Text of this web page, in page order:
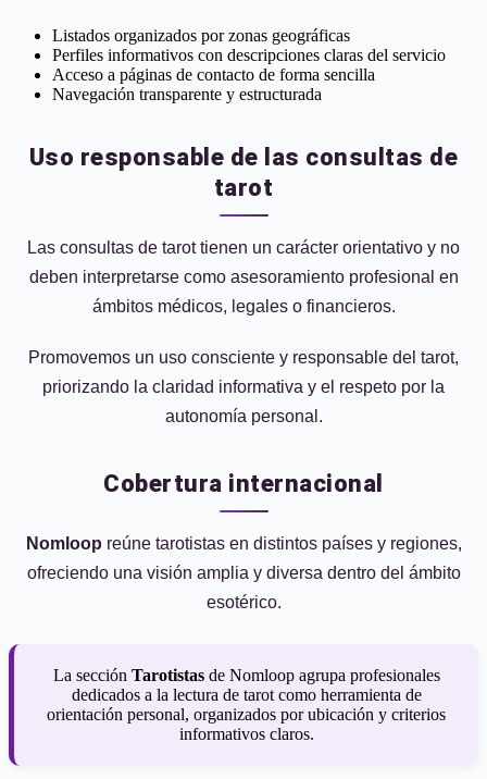
Listados organizados por zonas geográficas
Perfiles informativos con descripciones claras del servicio
Acceso a páginas de contacto de forma sencilla
Navegación transparente y estructurada
Uso responsable de las consultas de
tarot
Las consultas de tarot tienen un carácter orientativo y no
deben interpretarse como asesoramiento profesional en
ámbitos médicos, legales o financieros.
Promovemos un uso consciente y responsable del tarot,
priorizando la claridad informativa y el respeto por la
autonomía personal.
Cobertura internacional
Nomloop reúne tarotistas en distintos países y regiones,
ofreciendo una visión amplia y diversa dentro del ámbito
esotérico.
La sección Tarotistasde Nomloop agrupa profesionales
dedicados a la lectura de tarot como herramienta de
orientación personal, organizados por ubicación y criterios
informativos claros.